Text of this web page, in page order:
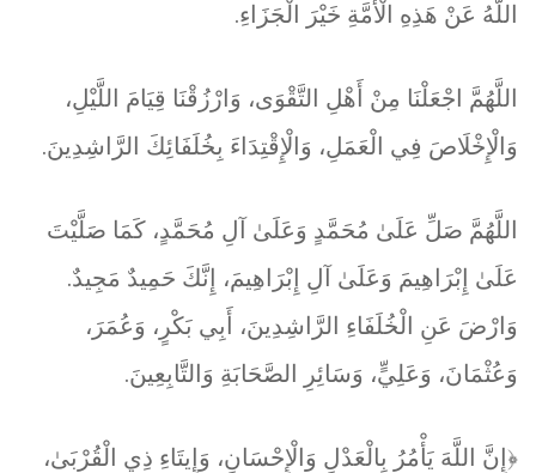
اللَّهُ عَنْ هَذِهِ الْأُمَّةِ خَيْرَ الْجَزَاءِ.
اللَّهُمَّ اجْعَلْنَا مِنْ أَهْلِ التَّقْوَى، وَارْزُقْنَا قِيَامَ اللَّيْلِ،
وَالْإِخْلَاصَ فِي الْعَمَلِ، وَالْإِقْتِدَاءَ بِخُلَفَائِكَ الرَّاشِدِينَ.
اللَّهُمَّ صَلِّ عَلَىٰ مُحَمَّدٍ وَعَلَىٰ آلِ مُحَمَّدٍ، كَمَا صَلَّيْتَ
عَلَىٰ إِبْرَاهِيمَ وَعَلَىٰ آلِ إِبْرَاهِيمَ، إِنَّكَ حَمِيدٌ مَجِيدٌ.
وَارْضَ عَنِ الْخُلَفَاءِ الرَّاشِدِينَ، أَبِي بَكْرٍ، وَعُمَرَ،
وَعُثْمَانَ، وَعَلِيٍّ، وَسَائِرِ الصَّحَابَةِ وَالتَّابِعِينَ.
﴿إِنَّ اللَّهَ يَأْمُرُ بِالْعَدْلِ وَالْإِحْسَانِ، وَإِيتَاءِ ذِي الْقُرْبَىٰ،